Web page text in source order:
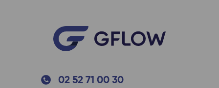
02 52 71 00 30